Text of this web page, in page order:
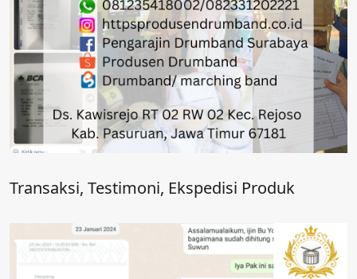
Transaksi, Testimoni, Ekspedisi Produk